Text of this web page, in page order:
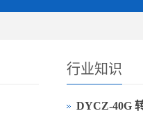
行业知识
DYCZ-40G